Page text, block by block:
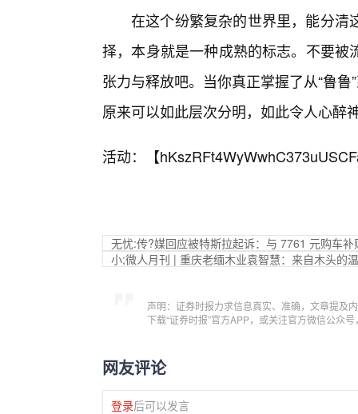
在这个纷繁复杂的世界里，能分清
择，本身就是一种成熟的标志。不要
张力与释放吧。当你真正掌握了从“鲁
原来可以如此层次分明，如此令人心醉
活动：【
无忧:传?媒回应被特斯拉起诉：与 7761 元购车
小;微人月刊 | 重庆老缅木业袁智慧：来自木头的
声明：证券时报力求信息真实、准确，文章提及
下载“证券时报”官方APP，或关注官方微信公众
网友评论
登录后可以发言